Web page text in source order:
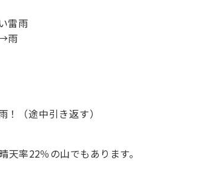
雷雨
雨
（途中引き返す）
率22％の山でもあります。